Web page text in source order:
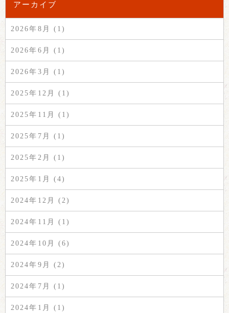
アーカイブ
2026年8月 (1)
2026年6月 (1)
2026年3月 (1)
2025年12月 (1)
2025年11月 (1)
2025年7月 (1)
2025年2月 (1)
2025年1月 (4)
2024年12月 (2)
2024年11月 (1)
2024年10月 (6)
2024年9月 (2)
2024年7月 (1)
2024年1月 (1)